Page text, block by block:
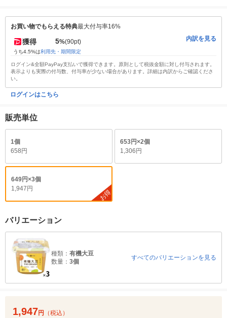
お買い物でもらえる特典最大付与率16%
獲得 5%(90pt)
うち4.5%は利用先・期間限定
内訳を見る
ログイン&全額PayPay支払いで獲得できます。原則として税抜金額に対し付与されます。
表示よりも実際の付与数、付与率が少ない場合があります。詳細は内訳からご確認くださ
い。
ログインはこちら
販売単位
1個
658円
653円×2個
1,306円
649円×3個
1,947円
お得
バリエーション
種類： 有機大豆
数量： 3個
すべてのバリエーションを見る
1,947円
（税込）